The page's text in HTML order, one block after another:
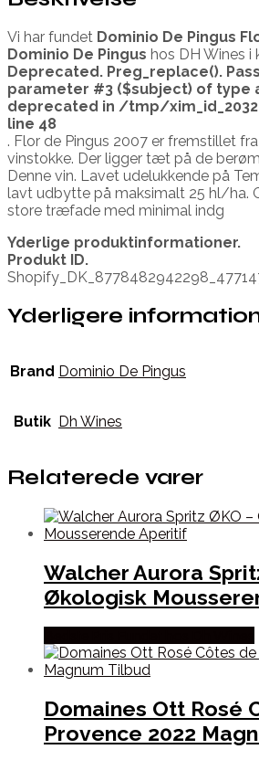
Vi har fundet Dominio De Pingus
Dominio De Pingus hos DH Wines i
Deprecated. Preg_replace().
parameter #3 ($subject) of type
deprecated in /tmp/
line 48
. Flor de Pingus 2007 er fremstillet
vinstokke. Der ligger tæt på de
Denne vin. Lavet udelukkende på
lavt udbytte på maksimalt 25 hl/ha.
store træfade med minimal indg
Yderlige produktinformationer.
Produkt ID.
Yderligere
Brand Dominio De Pingus
Butik Dh Wines
Relaterede varer
Walcher Aurora
Økologisk
Domaines Ott Rosé
Provence 2022